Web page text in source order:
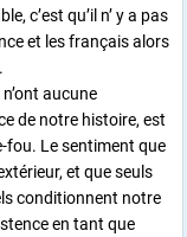
c’est qu’il n’ y a pas
et les français alors
aucune
de notre histoire, est
fou. Le sentiment que
et que seuls
conditionnent notre
en tant que